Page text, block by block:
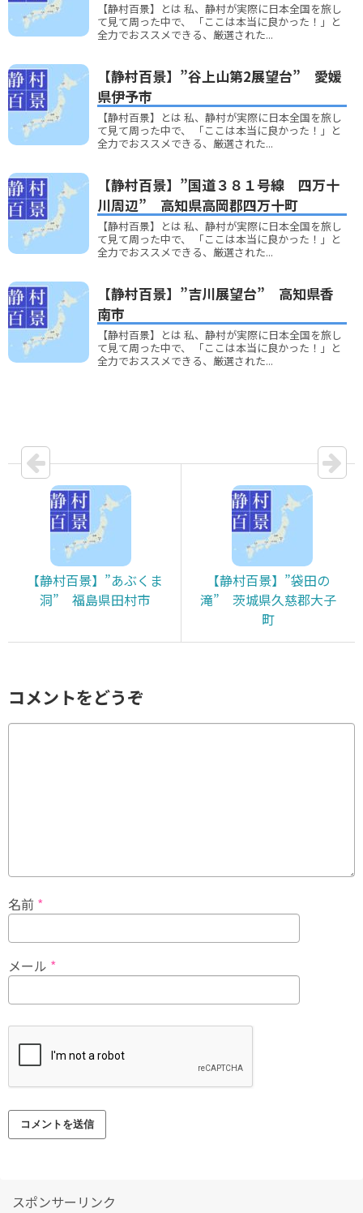
【静村百景】とは 私、静村が実際に日本全国を旅し
て見て周った中で、 「ここは本当に良かった！」と
全力でおススメできる、厳選された...
【静村百景】”谷上山第2展望台” 愛媛
県伊予市
【静村百景】とは 私、静村が実際に日本全国を旅し
て見て周った中で、 「ここは本当に良かった！」と
全力でおススメできる、厳選された...
【静村百景】”国道３８１号線 四万十
川周辺” 高知県高岡郡四万十町
【静村百景】とは 私、静村が実際に日本全国を旅し
て見て周った中で、 「ここは本当に良かった！」と
全力でおススメできる、厳選された...
【静村百景】”吉川展望台” 高知県香
南市
【静村百景】とは 私、静村が実際に日本全国を旅し
て見て周った中で、 「ここは本当に良かった！」と
全力でおススメできる、厳選された...
【静村百景】”あぶくま
洞” 福島県田村市
【静村百景】”袋田の
滝” 茨城県久慈郡大子
町
コメントをどうぞ
名前 *
メール *
スポンサーリンク